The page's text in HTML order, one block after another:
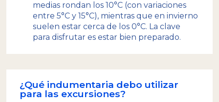
medias rondan los 10°C (con variaciones
entre 5°C y 15°C), mientras que en invierno
suelen estar cerca de los 0°C. La clave
para disfrutar es estar bien preparado.
¿Qué indumentaria debo utilizar
para las excursiones?